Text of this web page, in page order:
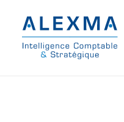
© 2021 Alexma